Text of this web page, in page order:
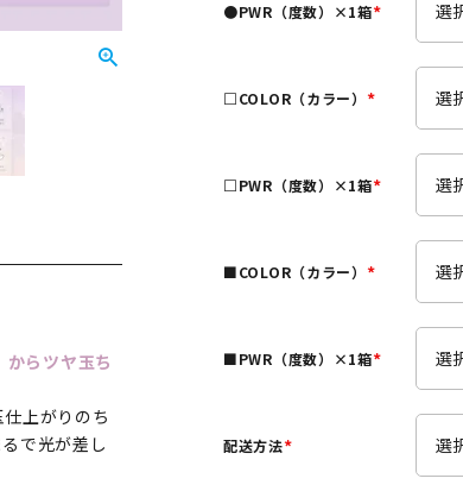
)
●PWR（度数）×1箱
)
□COLOR（カラー）
)
□PWR（度数）×1箱
)
■COLOR（カラー）
)
■PWR（度数）×1箱
配送方法
らツヤ玉ち
上がりのち
で光が差し